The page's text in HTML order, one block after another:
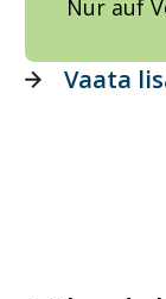
Nur auf
Vaata